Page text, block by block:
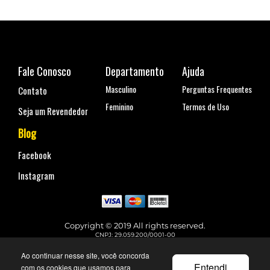
Ao continuar nesse site, você concorda
com os cookies que usamos para
Fale Conosco
Contato
Seja um Revendedor
Blog
Facebook
Instagram
Departamento
Masculino
Feminino
Ajuda
Perguntas Frequentes
Termos de Uso
Copyright © 2019 All rights reserved.
CNPJ: 29.059.200/0001-00
Telefone para contato: (11) 99144-4129
faleconosco@urbane.com.br